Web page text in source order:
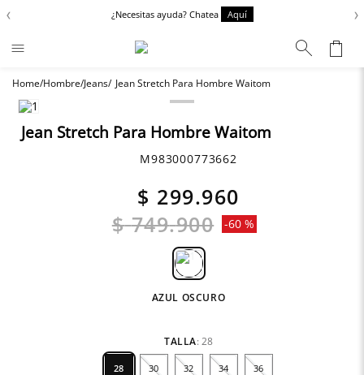
‹ ¿Necesitas ayuda? Chatea Aquí ›
Hombre Jeans Jean Stretch Para Hombre Waitom
Jean Stretch Para Hombre Waitom
M983000773662
$ 299.960
$ 749.900 -60 %
AZUL OSCURO
TALLA: 28
28 30 32 34 36
Términos más buscados
1.
2.